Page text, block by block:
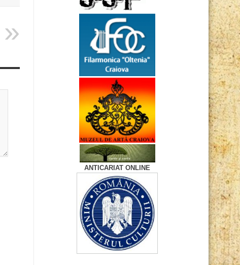
ANTICARIAT ONLINE